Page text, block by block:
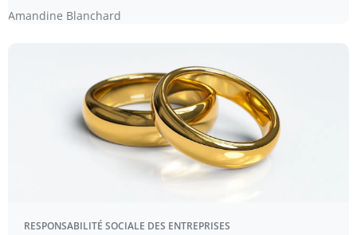
Amandine Blanchard
RESPONSABILITÉ SOCIALE DES ENTREPRISES